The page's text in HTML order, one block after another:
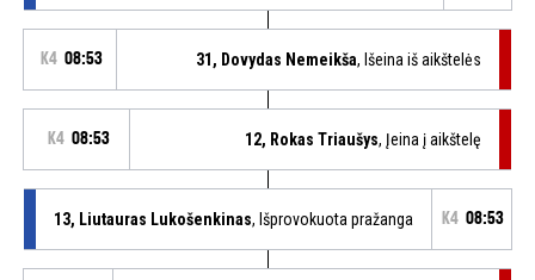
K4 08:53 31, Dovydas Nemeikša, Išeina iš aikštelės
K4 08:53 12, Rokas Triaušys, Įeina į aikštelę
13, Liutauras Lukošenkinas, Išprovokuota pražanga K4 08:53